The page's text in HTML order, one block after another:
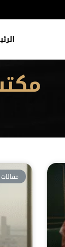
مقالات